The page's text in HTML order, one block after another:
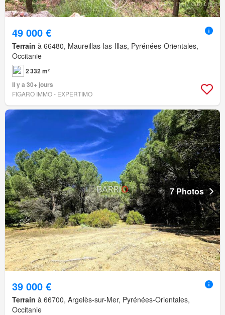
49 000 €
Terrain à 66480, Maureillas-las-Illas, Pyrénées-Orientales,
Occitanie
2 332 m²
Il y a 30+ jours
FIGARO IMMO - EXPERTIMO
7 Photos
39 000 €
Terrain à 66700, Argelès-sur-Mer, Pyrénées-Orientales,
Occitanie